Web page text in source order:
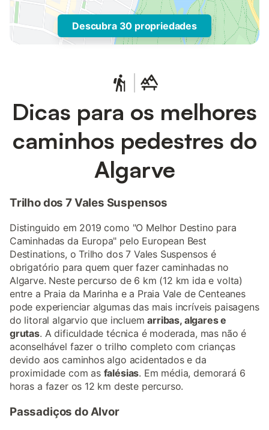
Descubra 30 propriedades
Dicas para os melhores
caminhos pedestres do
Algarve
Trilho dos 7 Vales Suspensos
Distinguido em 2019 como "O Melhor Destino para
Caminhadas da Europa" pelo European Best
Destinations, o Trilho dos 7 Vales Suspensos é
obrigatório para quem quer fazer caminhadas no
Algarve. Neste percurso de 6 km (12 km ida e volta)
entre a Praia da Marinha e a Praia Vale de Centeanes
pode experienciar algumas das mais incríveis paisagens
do litoral algarvio que incluemarribas, algares e
grutas. A dificuldade técnica é moderada, mas não é
aconselhável fazer o trilho completo com crianças
devido aos caminhos algo acidentados e da
proximidade com as falésias. Em média, demorará 6
horas a fazer os 12 km deste percurso.
Passadiços do Alvor